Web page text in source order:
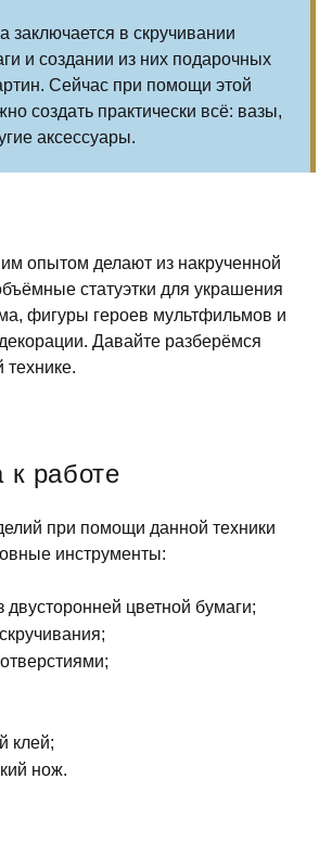
заключается в скручивании
и создании из них подарочных
Сейчас при помощи этой
создать практически всё: вазы,
аксессуары.
опытом делают из накрученной
статуэтки для украшения
фигуры героев мультфильмов и
Давайте разберёмся
технике.
к работе
при помощи данной техники
инструменты:
двусторонней цветной бумаги;
клей;
нож.